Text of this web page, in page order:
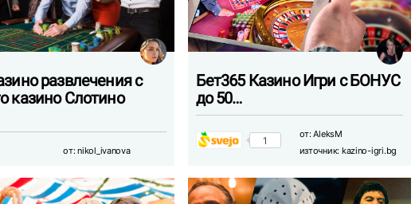
развлечения с
казино Слотино
от:nikol_ivanova
Бет365 Казино Игри с БОНУС
до 50…
1
от:AleksM
източник: kazino-igri.bg